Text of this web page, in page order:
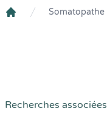
Somatopathe
Recherches associées